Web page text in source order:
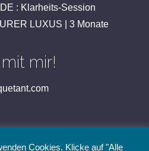
: Klarheits-Session
LUXUS | 3 Monate
mir!
Cookies. Klicke auf "Alle